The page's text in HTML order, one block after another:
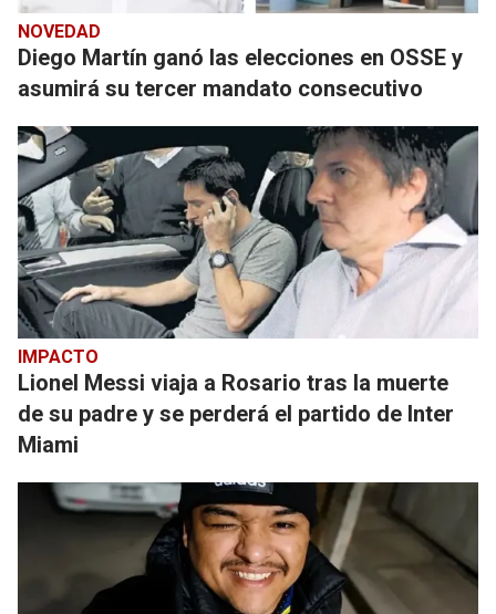
NOVEDAD
Diego Martín ganó las elecciones en OSSE y
asumirá su tercer mandato consecutivo
IMPACTO
Lionel Messi viaja a Rosario tras la muerte
de su padre y se perderá el partido de Inter
Miami